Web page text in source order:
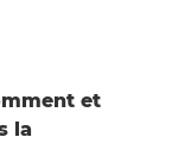
et
la